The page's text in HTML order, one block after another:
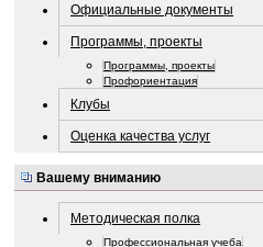
Официальные документы
Программы, проекты
Программы, проекты
Профориентация
Клубы
Оценка качества услуг
Вашему вниманию
Методическая полка
Профессиональная учеба